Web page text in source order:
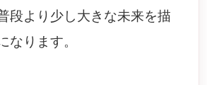
段より少し大きな未来を描
なります。